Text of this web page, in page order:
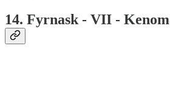
14. Fyrnask - VII -